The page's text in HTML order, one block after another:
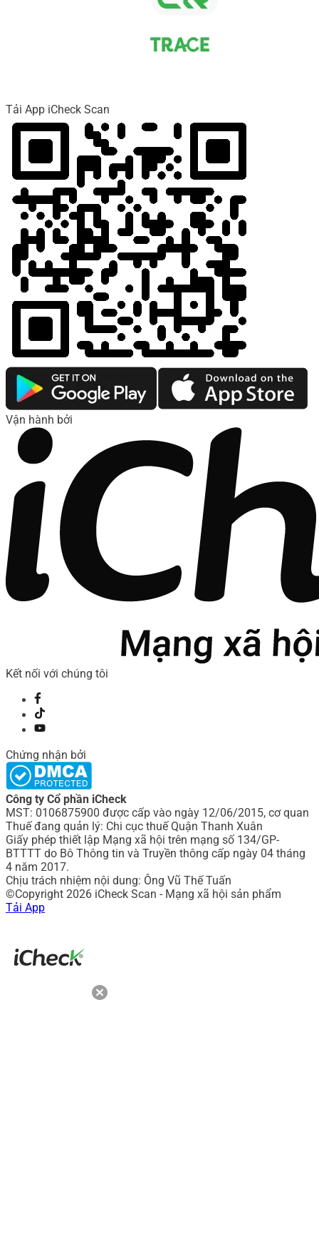
Tải App iCheck Scan
Vận hành bởi
Kết nối với chúng tôi
Chứng nhận bởi
Công ty Cổ phần iCheck
MST: 0106875900 được cấp vào ngày 12/06/2015, cơ quan
Thuế đang quản lý: Chi cục thuế Quận Thanh Xuân
Giấy phép thiết lập Mạng xã hội trên mạng số 134/GP-
BTTTT do Bô Thông tin và Truyền thông cấp ngày 04 tháng
4 năm 2017.
Chịu trách nhiệm nội dung: Ông Vũ Thế Tuấn
©Copyright 2026 iCheck Scan - Mạng xã hội sản phẩm
Tải App